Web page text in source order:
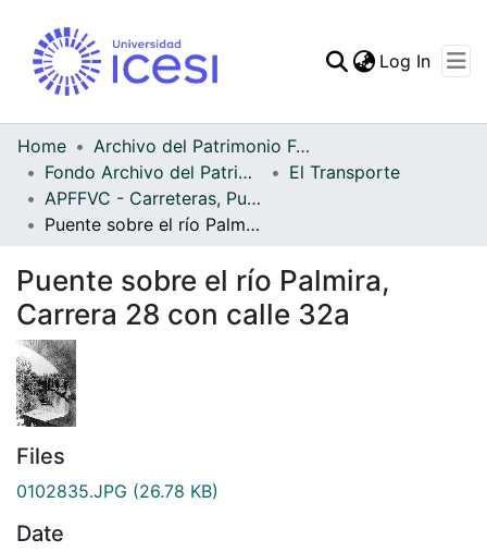
Statistics
Log In
Home
Archivo del Patrimonio Fotográfico y Fílmico del Valle del Cauca
Fondo Archivo del Patrimonio Fotográfico y Fílmico del Valle del Cauca
El Transporte
APFFVC - Carreteras, Puentes - Patrimonial
Puente sobre el río Palmira, Carrera 28 con calle 32a
Puente sobre el río Palmira,
Carrera 28 con calle 32a
Files
0102835.JPG (26.78 KB)
Date